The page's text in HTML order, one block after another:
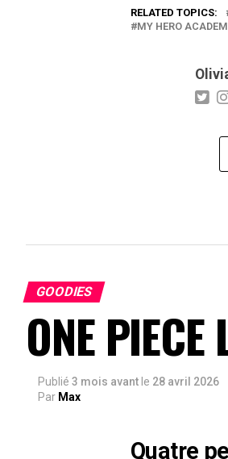
RELATED TOPICS:
MY HERO
GOODIES
ONE
Publié 3 mois avant le 28 avril 2026
Par Max
Quatre